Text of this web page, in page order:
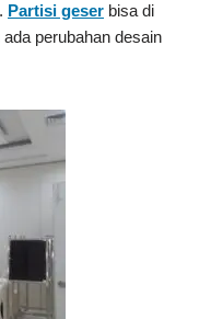
Partisi geser bisa di
perubahan desain